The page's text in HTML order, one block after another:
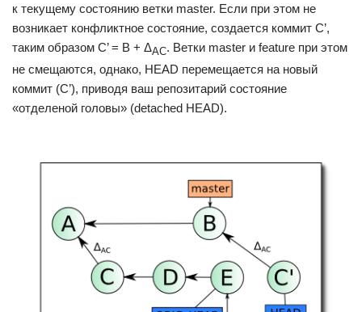
к текущему состоянию ветки master. Если при этом не
возникает конфликтное состояние, создается коммит C’,
таким образом C’ = B + ΔAC. Ветки master и feature при этом
не смещаются, однако, HEAD перемещается на новый
коммит (C’), приводя ваш репозитарий состояние
«отделеной головы» (detached HEAD).